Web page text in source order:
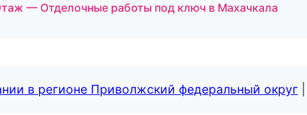
— Отделочные работы под ключ в Махачкала
в регионе Приволжский федеральный округ